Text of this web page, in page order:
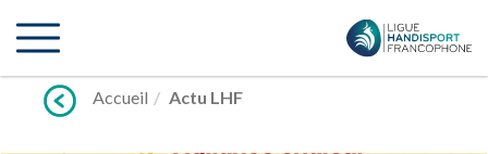
vers
Accueil
Actu LHF